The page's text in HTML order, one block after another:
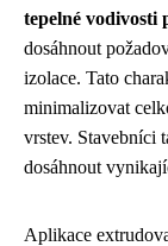
tepelné vodivosti
dosáhnout
izolace. Tato
minimalizovat
vrstev. Stavebníci
dosáhnout
Aplikace